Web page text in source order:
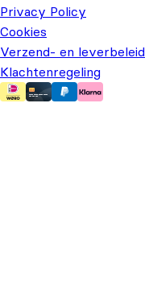
Privacy Policy
Cookies
Verzend- en leverbeleid
Klachtenregeling